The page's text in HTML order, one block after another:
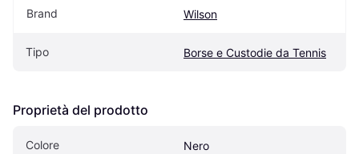
Brand Wilson
Tipo Borse e Custodie da Tennis
Proprietà del prodotto
Colore Nero